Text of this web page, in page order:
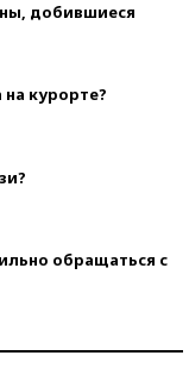
добившиеся
курорте?
обращаться с